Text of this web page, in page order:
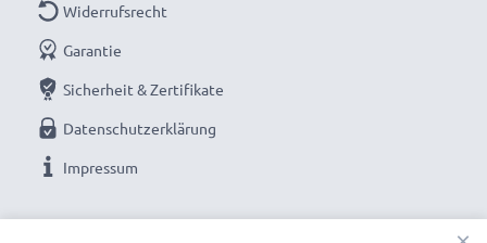
Widerrufsrecht
Garantie
Sicherheit & Zertifikate
Datenschutzerklärung
Impressum